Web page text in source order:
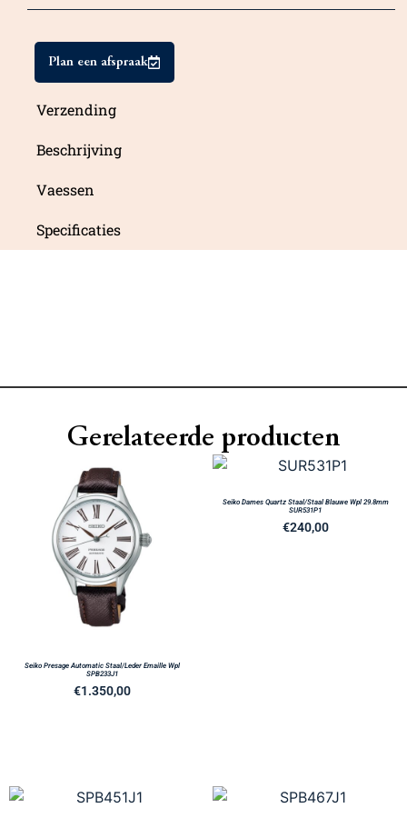
Plan een afspraak
Verzending
Beschrijving
Vaessen
Specificaties
Gerelateerde producten
Seiko Presage Automatic Staal/Leder Emaille Wpl
SPB233J1
€1.350,00
Seiko Dames Quartz Staal/Staal Blauwe Wpl 29.8mm
SUR531P1
€240,00